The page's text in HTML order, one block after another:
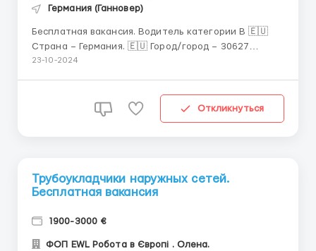
Германия (Ганновер)
Бесплатная вакансия. Водитель категории В 🇪🇺
Страна – Германия. 🇪🇺 Город/город – 30627
Hannover Зарплата месячная - от 1300е - до 2000е
карта побыта, ВНЖ, паспорт ЕС Опыт работы &n...
23-10-2024
Откликнуться
Трубоукладчики наружных сетей.
Бесплатная вакансия
1900-3000 €
ФОП EWL Робота в Європі . Олена.